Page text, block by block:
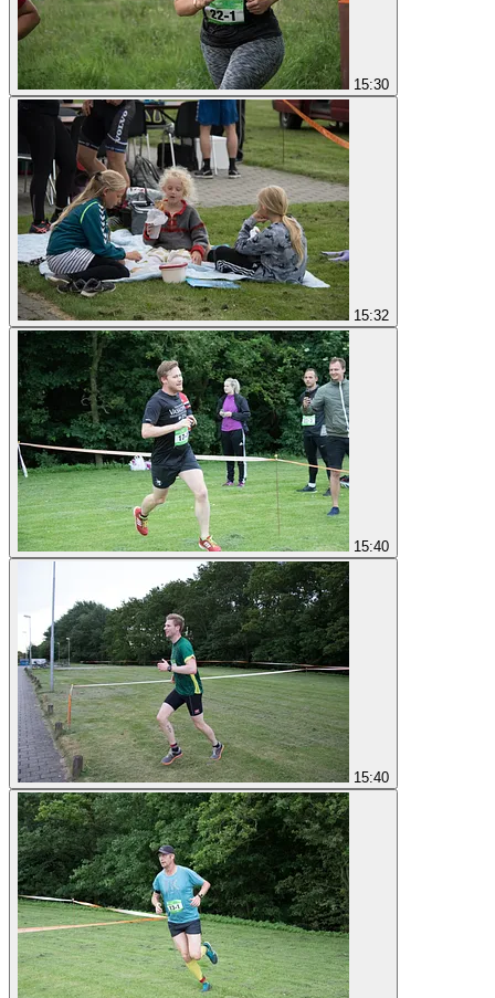
15:30
15:32
15:40
15:40